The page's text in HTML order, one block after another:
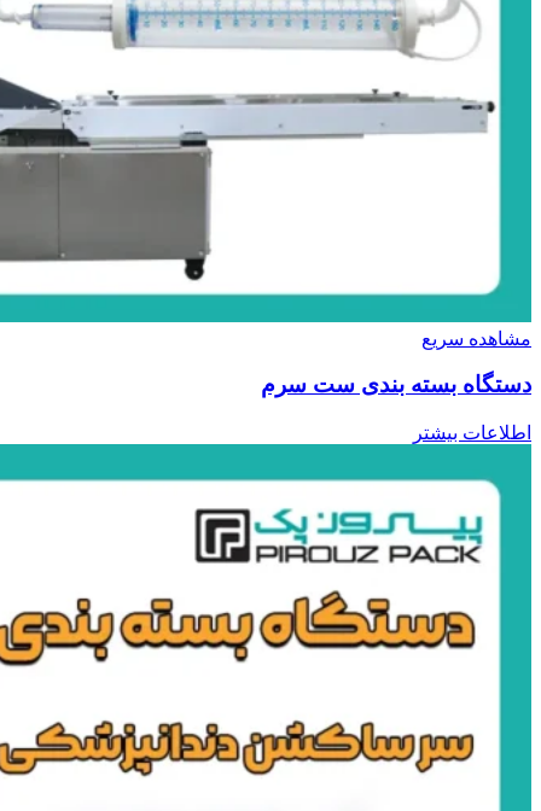
مشاهده سریع
دستگاه بسته بندی ست سرم
اطلاعات بیشتر